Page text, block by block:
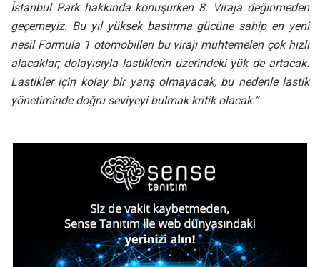
İstanbul Park hakkında konuşurken 8. Viraja değinmeden
geçemeyiz. Bu yıl yüksek bastırma gücüne sahip en yeni
nesil Formula 1 otomobilleri bu virajı muhtemelen çok hızlı
alacaklar; dolayısıyla lastiklerin üzerindeki yük de artacak.
Lastikler için kolay bir yarış olmayacak, bu nedenle lastik
yönetiminde doğru seviyeyi bulmak kritik olacak.”